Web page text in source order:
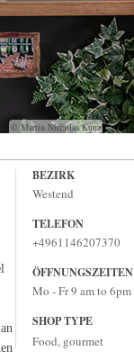
© Martin Nicholas Kunz
BEZIRK
Westend
TELEFON
+4961146207370
ÖFFNUNGSZEITEN
Mo - Fr 9 am to 6pm
SHOP TYPE
Food, gourmet